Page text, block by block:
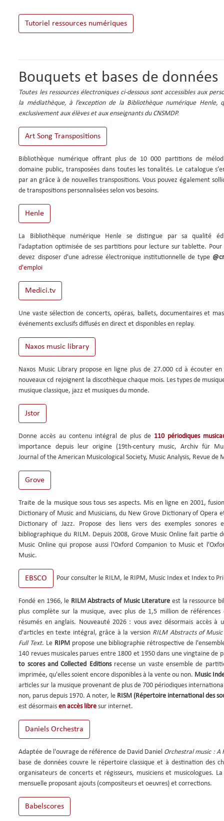
Tutoriel ressources numériques
Bouquets et bases de données
Toutes les ressources électroniques ci‑dessous sont accessibles aux
la médiathèque, à l’exception de la Bibliothèque numérique Henle,
exclusivement aux élèves et aux enseignants du CNSMDP.
Bibliothèque numérique offrant plus de 10 000 partitions de
domaine public, transposées dans toutes les tonalités. Le catalogue
par an grâce à de nouvelles transpositions. Vous pouvez également
de transpositions personnalisées selon vos besoins.
La Bibliothèque numérique Henle se distingue par sa qualité
l'adaptation optimisée de ses partitions pour lecture sur tablette. Pour
devez disposer d'une adresse électronique institutionnelle de type
d'emploi
Une vaste sélection de concerts, opéras, ballets, documentaires et
événements exclusifs diffusés en direct et disponibles en replay.
Naxos Music Library propose en ligne plus de 27.000 cd à écouter
nouveaux cd rejoignent la discothèque chaque mois. Les types de
musique classique, jazz et musiques du monde.
Donne accès au contenu intégral de plus de 110 périodiques
importance depuis leur origine (19th-century music, Archiv für
Journal of the American Musicological Society, Music Analysis, Revue de
Traite de la musique sous tous ses aspects. Mis en ligne en 2001,
Dictionary of Music and Musicians, du New Grove Dictionary of Opera
Dictionary of Jazz. Propose des liens vers des exemples sonores
bibliographique du RILM. Depuis 2008, Grove Music Online fait partie
Music Online qui propose aussi l'Oxford Companion to Music et
Music.
Pour consulter le RILM, le RIPM, Music Index et Index to
Fondé en 1966, le RILM Abstracts of Music Literature est la ressource
plus complète sur la musique, avec plus de 1,5 million de références
résumés en anglais. Nouveauté 2026 : vous avez désormais accès à
d'articles en texte intégral, grâce à la version RILM Abstracts of
Full Text. Le RIPM propose une bibliographie rétrospective de
140 revues musicales parues entre 1800 et 1950 dans une vingtaine de
to scores and Collected Editionsrecense un vaste ensemble de
imprimée, qu'elles soient encore disponibles à la vente ou non. Music
articles sur la musique provenant de plus de 700 périodiques
non, parus depuis 1970. A noter, le RISM (Répertoire international des
est désormaisen accès libre sur internet.
Adaptée de l'ouvrage de référence de David Daniel Orchestral music : A
base de données couvre le répertoire classique et à destination des
organisateurs de concerts et régisseurs, musiciens et musicologues.
mensuelle proposant ajouts (compositeurs et oeuvres) et corrections.